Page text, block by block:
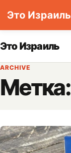
Это Израиль
Это Израиль
ARCHIVE
Метка: